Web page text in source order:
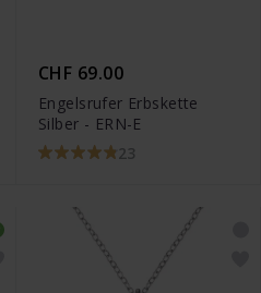
CHF 69.00
Engelsrufer Erbskette
Silber - ERN-E
23